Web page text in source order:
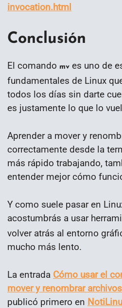
invocation.html
Conclusión
El comando mv es uno de
fundamentales de Linux
todos los días sin darte
es justamente lo que lo
Aprender a mover y
correctamente desde la
más rápido trabajando,
entender mejor cómo
Y como suele pasar en
acostumbrás a usar
volver atrás al entorno
mucho más lento.
La entrada Cómo usar el
mover y renombrar
publicó primero en